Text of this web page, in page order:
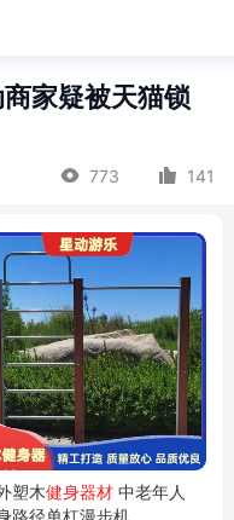
家疑被天猫锁
773 141
塑木健身器材 中老年人
路径单杠漫步机